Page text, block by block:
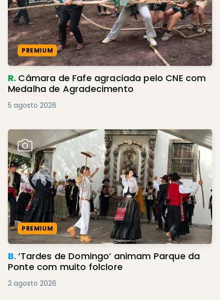
PREMIUM
R. Câmara de Fafe agraciada pelo CNE com
Medalha de Agradecimento
5 agosto 2026
PREMIUM
B.‘Tardes de Domingo’ animam Parque da
Ponte com muito folclore
2 agosto 2026